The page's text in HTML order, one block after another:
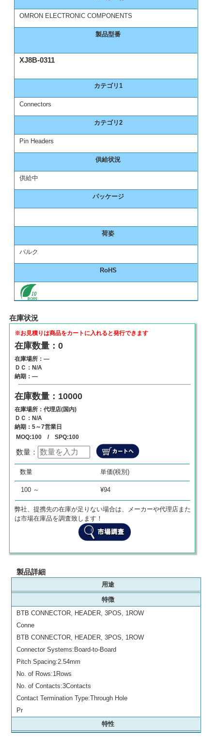
OMRON ELECTRONIC COMPONENTS
製品型番
XJ8B-0311
カテゴリ1
Connectors
カテゴリ2
Pin Headers
供給状況
供給中
パッケージ
荷姿
バルク
RoHS
在庫状況
※お見積りは商品をカートに入れると発行できます
在庫数量：0
在庫場所：―
ＤＣ：N/A
納期：―
在庫数量：10000
在庫場所：代理店(国内)
ＤＣ：N/A
納期：5～7営業日
MOQ:100 / SPQ:100
数量：
数量 単価 商品代金
0
数量 単価(税別)
100 ～ ¥94
弊社、提携先の在庫が足りない場合は、メーカーや代理店また
は市場在庫品を調査致します！
製品詳細
用途
特徴
BTB CONNECTOR, HEADER, 3POS, 1ROW
Conne
BTB CONNECTOR, HEADER, 3POS, 1ROW
Connector Systems:Board-to-Board
Pitch Spacing:2.54mm
No. of Rows:1Rows
No. of Contacts:3Contacts
Contact Termination Type:Through Hole
Pr
特性